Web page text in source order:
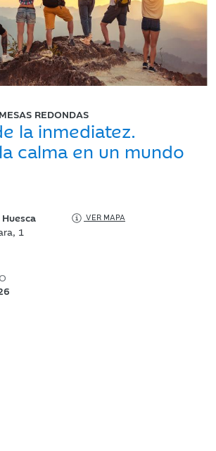
REDONDAS
la inmediatez.
calma en un mundo
VER MAPA
1